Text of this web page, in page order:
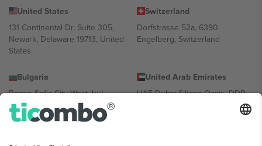
United States
131 Continental Dr, Suite 305,
Newark, Delaware 19713, United
States
Switzerland
Dorfstrasse 52a, 6390
Engelberg, Switzerland
Bulgaria
Regus Sofia City West, bul
Totleben 53-55, 1606 Sofia,
Bulgaria
United Arab Emirates
UAE Dubai Silicon Oasis, DDP
Building A1, Office 302, Dubai,
Mexico